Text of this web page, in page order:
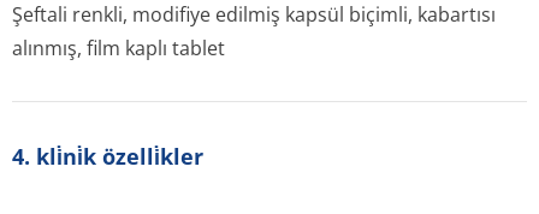
Şeftali renkli, modifiye edilmiş kapsül biçimli, kabartısı
alınmış, film kaplı tablet
4. kli̇ni̇k özelli̇kler